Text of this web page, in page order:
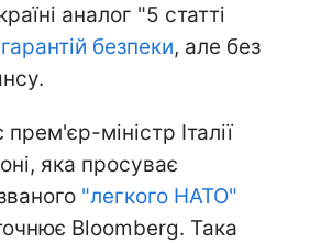
аналог "5 статті
гарантій безпеки, але без
міністр Італії
яка просуває
"легкого НАТО"
Bloomberg. Така